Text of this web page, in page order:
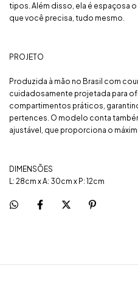
tipos. Além disso, ela é espaçosa
que você precisa, tudo mesmo.
PROJETO
Produzida à mão no Brasil com
cuidadosamente projetada para
compartimentos práticos,
pertences. O modelo conta
ajustável, que proporciona o
DIMENSÕES
L: 28cm x A: 30cm x P: 12cm